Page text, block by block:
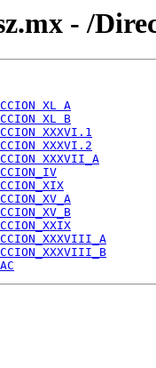
- /
XL A
XL B
XXXVI.1
XXXVI.2
XXXVII_A